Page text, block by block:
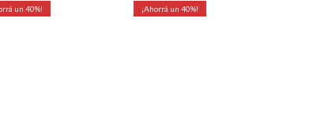
40
40